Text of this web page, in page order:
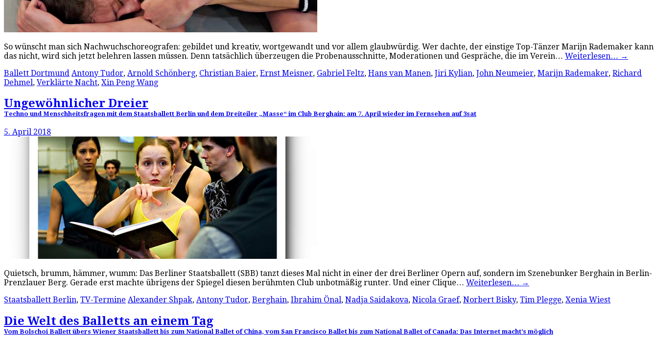
So wünscht man sich Nachwuchschoreografen: gebildet und kreativ, wortgewandt und vor allem glaubwürdig. Wer dachte, der einstige Top-Tänzer Marijn Rademaker kann
das nicht, wird sich jetzt belehren lassen müssen. Denn tatsächlich überzeugen die Probenausschnitte, Moderationen und Gespräche, die im Verein… Weiterlesen… →
Ballett Dortmund Antony Tudor, Arnold Schönberg, Christian Baier, Ernst Meisner, Gabriel Feltz, Hans van Manen, Jiri Kylian, John Neumeier, Marijn Rademaker, Richard
Dehmel, Verklärte Nacht, Xin Peng Wang
Ungewöhnlicher Dreier
Techno und Menschheitsfragen mit dem Staatsballett Berlin und dem Dreiteiler „Masse“ im Club Berghain: am 7. April wieder im Fernsehen auf 3sat
5. April 2018
Quietsch, brumm, hämmer, wumm: Das Berliner Staatsballett (SBB) tanzt dieses Mal nicht in einer der drei Berliner Opern auf, sondern im Szenebunker Berghain in Berlin-
Prenzlauer Berg. Gerade erst machte übrigens der Spiegel diesen berühmten Club unbotmäßig runter. Und einer Clique… Weiterlesen… →
Staatsballett Berlin, TV-Termine Alexander Shpak, Antony Tudor, Berghain, Ibrahim Önal, Nadja Saidakova, Nicola Graef, Norbert Bisky, Tim Plegge, Xenia Wiest
Die Welt des Balletts an einem Tag
Vom Bolschoi Ballett übers Wiener Staatsballett bis zum National Ballet of China, vom San Francisco Ballet bis zum National Ballet of Canada: Das Internet macht’s möglich